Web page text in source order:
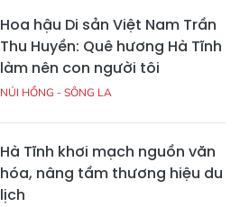
Hoa hậu Di sản Việt Nam Trần
Thu Huyền: Quê hương Hà Tĩnh
làm nên con người tôi
NÚI HỒNG - SÔNG LA
Hà Tĩnh khơi mạch nguồn văn
hóa, nâng tầm thương hiệu du
lịch